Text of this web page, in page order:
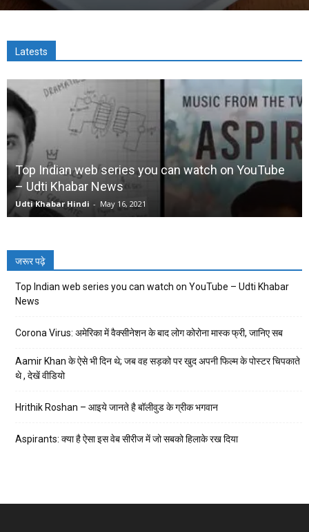
Latests
Top Indian web series you can watch on YouTube
– Udti Khabar News
Udti Khabar Hindi - May 16, 2021
जरूर पढ़े
Top Indian web series you can watch on YouTube – Udti Khabar
News
Corona Virus: अमेरिका में वैक्सीनेशन के बाद लोग कोरोना मास्क फ्री, जानिए सब
Aamir Khan के ऐसे भी दिन थे; जब वह सड़को पर खुद अपनी फिल्म के पोस्टर चिपकाते
थे , देखें वीडियो
Hrithik Roshan – आइये जानते है बॉलीवुड के ग्रीक भगवान
Aspirants: क्या है ऐसा इस वेब सीरीज में जो सबको हिलाके रख दिया